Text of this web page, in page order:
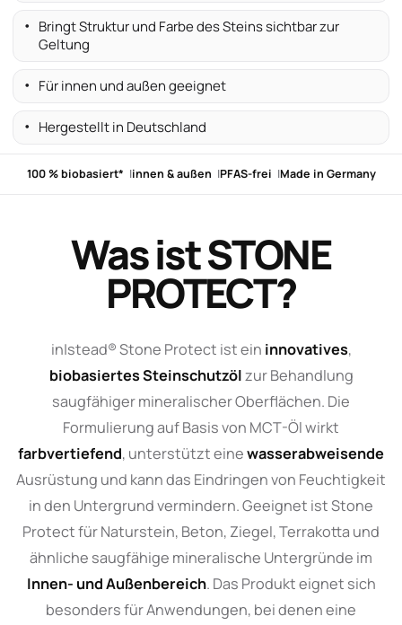
Bringt Struktur und Farbe des Steins sichtbar zur
Geltung
Für innen und außen geeignet
Hergestellt in Deutschland
100 % biobasiert* innen & außen PFAS-frei Made in Germany
Was ist STONE
PROTECT?
in|stead® Stone Protect ist ein innovatives,
biobasiertes Steinschutzölzur Behandlung
saugfähiger mineralischer Oberflächen. Die
Formulierung auf Basis von MCT-Öl wirkt
farbvertiefend, unterstützt einewasserabweisende
Ausrüstung und kann das Eindringen von Feuchtigkeit
in den Untergrund vermindern. Geeignet ist Stone
Protect für Naturstein, Beton, Ziegel, Terrakotta und
ähnliche saugfähige mineralische Untergründe im
Innen- und Außenbereich. Das Produkt eignet sich
besonders für Anwendungen, bei denen eine